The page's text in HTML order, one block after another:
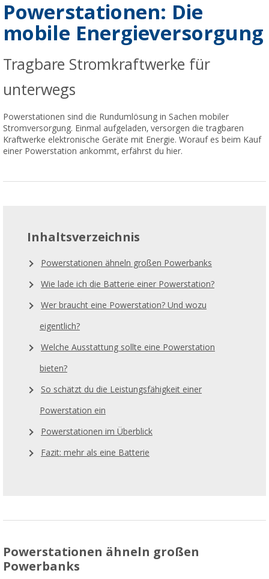
Powerstationen: Die
mobile Energieversorgung
Tragbare Stromkraftwerke für
unterwegs
Powerstationen sind die Rundumlösung in Sachen mobiler
Stromversorgung. Einmal aufgeladen, versorgen die tragbaren
Kraftwerke elektronische Geräte mit Energie. Worauf es beim Kauf
einer Powerstation ankommt, erfährst du hier.
Inhaltsverzeichnis
Powerstationen ähneln großen Powerbanks
Wie lade ich die Batterie einer Powerstation?
Wer braucht eine Powerstation? Und wozu
eigentlich?
Welche Ausstattung sollte eine Powerstation
bieten?
So schätzt du die Leistungsfähigkeit einer
Powerstation ein
Powerstationen im Überblick
Fazit: mehr als eine Batterie
Powerstationen ähneln großen
Powerbanks